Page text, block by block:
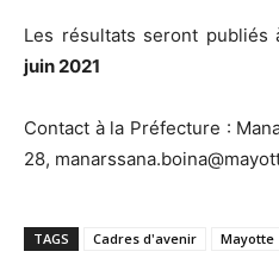
Les résultats seront publiés
juin 2021
Contact à la Préfecture :
28,
TAGS Cadres d'avenir Mayotte